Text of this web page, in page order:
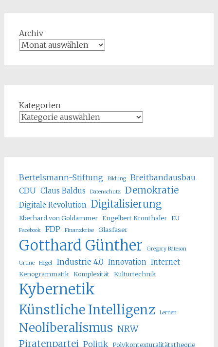
Archiv
Kategorien
Bertelsmann-Stiftung Bildung
Breitbandausbau
CDU Claus Baldus Datenschutz Demokratie
Digitale Revolution Digitalisierung
Eberhard von Goldammer Engelbert Kronthaler EU
Facebook FDP Finanzkrise Glasfaser
Gotthard Günther Gregory Bateson
Grüne Hegel Industrie 4.0 Innovation Internet
Kenogrammatik Komplexität Kulturtechnik
Kybernetik
Künstliche Intelligenz Lernen
Neoliberalismus NRW
Piratenpartei Politik Polykontexturalitätstheorie